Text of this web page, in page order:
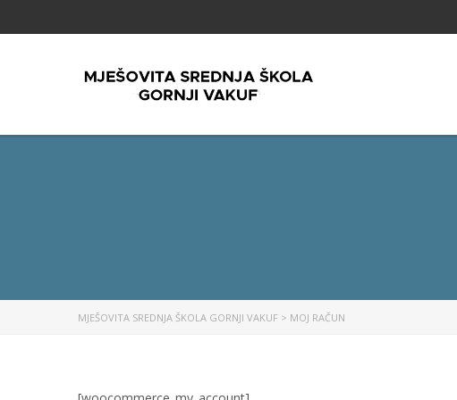
MJEŠOVITA SREDNJA ŠKOLA GORNJI VAKUF > MOJ RAČUN